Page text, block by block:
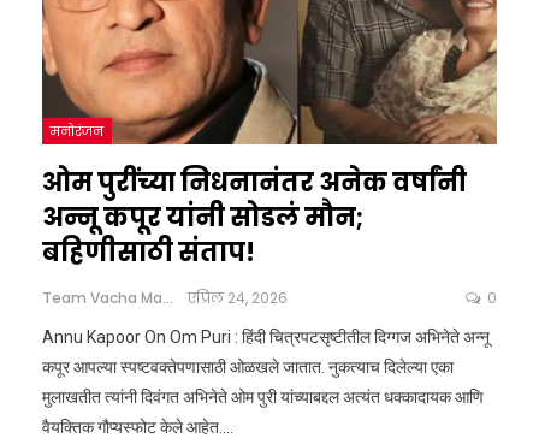
मनोरंजन
ओम पुरींच्या निधनानंतर अनेक वर्षांनी
अन्नू कपूर यांनी सोडलं मौन;
बहिणीसाठी संताप!
Team Vacha Marathi एप्रिल 24, 2026 0
Annu Kapoor On Om Puri : हिंदी चित्रपटसृष्टीतील दिग्गज अभिनेते अन्नू
कपूर आपल्या स्पष्टवक्तेपणासाठी ओळखले जातात. नुकत्याच दिलेल्या एका
मुलाखतीत त्यांनी दिवंगत अभिनेते ओम पुरी यांच्याबद्दल अत्यंत धक्कादायक आणि
वैयक्तिक गौप्यस्फोट केले आहेत.